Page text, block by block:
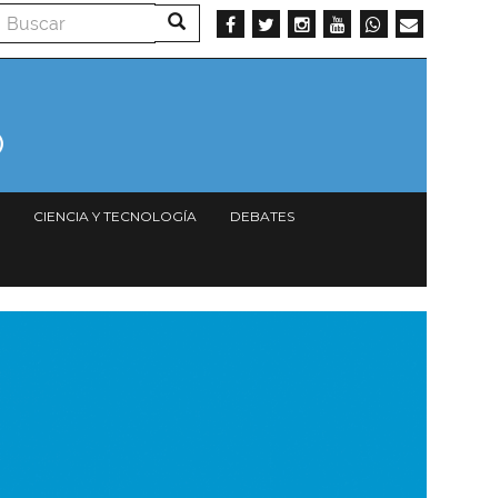
Buscar Buscar
CIENCIA Y TECNOLOGÍA DEBATES